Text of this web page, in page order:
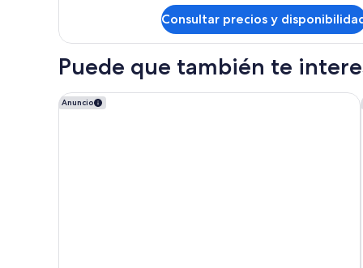
cocina
básica
(Separate
Living
Room)
2
de
no
fumadores,
Consultar precios y
Puede que también te
Anuncio
Moxy Ottawa Downtown